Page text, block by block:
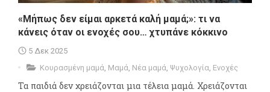
«Μήπως δεν είμαι αρκετά καλή μαμά;»: τι να
κάνεις όταν οι ενοχές σου… χτυπάνε κόκκινο
5 Δεκ 2025
Κουρασμένη μαμά, Μαμά, Νέα μαμά, Ψυχολογία, Ενοχές
Τα παιδιά δεν χρειάζονται μια τέλεια μαμά. Χρειάζονται